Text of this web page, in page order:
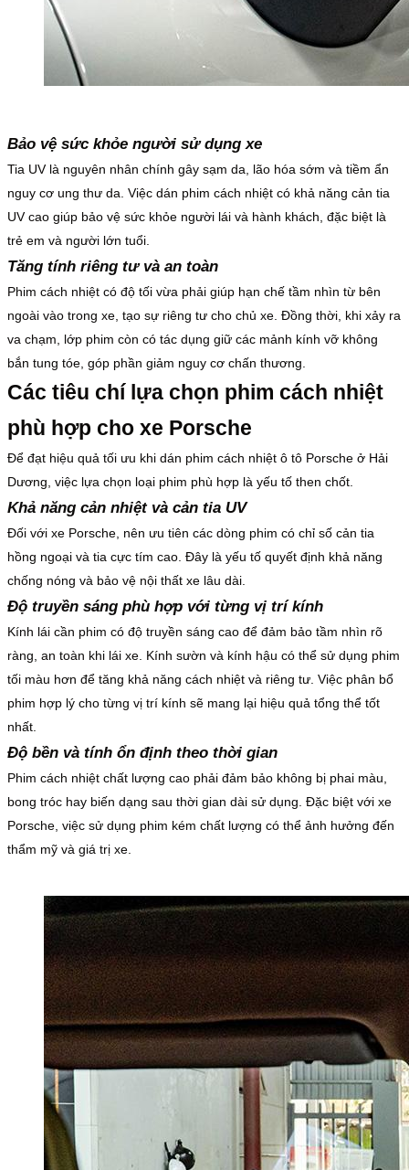
Bảo vệ sức khỏe người sử dụng xe
Tia UV là nguyên nhân chính gây sạm da, lão hóa sớm và tiềm ẩn
nguy cơ ung thư da. Việc dán phim cách nhiệt có khả năng cản tia
UV cao giúp bảo vệ sức khỏe người lái và hành khách, đặc biệt là
trẻ em và người lớn tuổi.
Tăng tính riêng tư và an toàn
Phim cách nhiệt có độ tối vừa phải giúp hạn chế tầm nhìn từ bên
ngoài vào trong xe, tạo sự riêng tư cho chủ xe. Đồng thời, khi xảy ra
va chạm, lớp phim còn có tác dụng giữ các mảnh kính vỡ không
bắn tung tóe, góp phần giảm nguy cơ chấn thương.
Các tiêu chí lựa chọn phim cách nhiệt
phù hợp cho xe Porsche
Để đạt hiệu quả tối ưu khi dán phim cách nhiệt ô tô Porsche ở Hải
Dương, việc lựa chọn loại phim phù hợp là yếu tố then chốt.
Khả năng cản nhiệt và cản tia UV
Đối với xe Porsche, nên ưu tiên các dòng phim có chỉ số cản tia
hồng ngoại và tia cực tím cao. Đây là yếu tố quyết định khả năng
chống nóng và bảo vệ nội thất xe lâu dài.
Độ truyền sáng phù hợp với từng vị trí kính
Kính lái cần phim có độ truyền sáng cao để đảm bảo tầm nhìn rõ
ràng, an toàn khi lái xe. Kính sườn và kính hậu có thể sử dụng phim
tối màu hơn để tăng khả năng cách nhiệt và riêng tư. Việc phân bổ
phim hợp lý cho từng vị trí kính sẽ mang lại hiệu quả tổng thể tốt
nhất.
Độ bền và tính ổn định theo thời gian
Phim cách nhiệt chất lượng cao phải đảm bảo không bị phai màu,
bong tróc hay biến dạng sau thời gian dài sử dụng. Đặc biệt với xe
Porsche, việc sử dụng phim kém chất lượng có thể ảnh hưởng đến
thẩm mỹ và giá trị xe.